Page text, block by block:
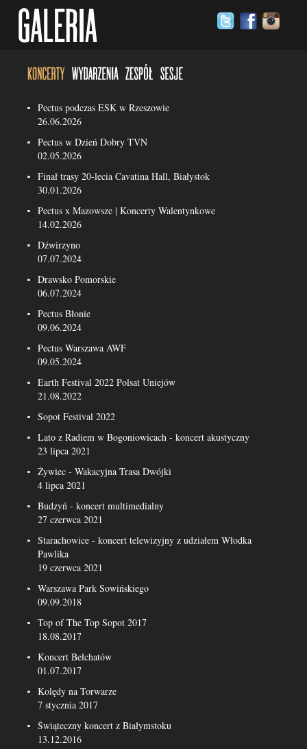
Pectus podczas ESK w Rzeszowie
26.06.2026
Pectus w Dzień Dobry TVN
02.05.2026
Finał trasy 20-lecia Cavatina Hall, Białystok
30.01.2026
Pectus x Mazowsze | Koncerty Walentynkowe
14.02.2026
Dźwirzyno
07.07.2024
Drawsko Pomorskie
06.07.2024
Pectus Błonie
09.06.2024
Pectus Warszawa AWF
09.05.2024
Earth Festival 2022 Polsat Uniejów
21.08.2022
Sopot Festival 2022
Lato z Radiem w Bogoniowicach - koncert akustyczny
23 lipca 2021
Żywiec - Wakacyjna Trasa Dwójki
4 lipca 2021
Budzyń - koncert multimedialny
27 czerwca 2021
Starachowice - koncert telewizyjny z udziałem Włodka
Pawlika
19 czerwca 2021
Warszawa Park Sowińskiego
09.09.2018
Top of The Top Sopot 2017
18.08.2017
Koncert Bełchatów
01.07.2017
Kolędy na Torwarze
7 stycznia 2017
Świąteczny koncert z Białymstoku
13.12.2016